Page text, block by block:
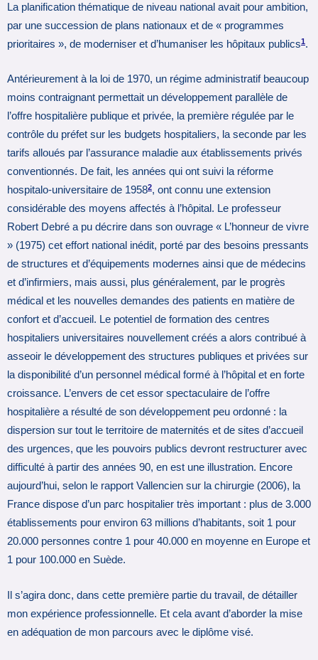
La planification thématique de niveau national avait pour ambition,
par une succession de plans nationaux et de « programmes
prioritaires », de moderniser et d’humaniser les hôpitaux publics1.
Antérieurement à la loi de 1970, un régime administratif beaucoup
moins contraignant permettait un développement parallèle de
l’offre hospitalière publique et privée, la première régulée par le
contrôle du préfet sur les budgets hospitaliers, la seconde par les
tarifs alloués par l’assurance maladie aux établissements privés
conventionnés. De fait, les années qui ont suivi la réforme
hospitalo-universitaire de 19582, ont connu une extension
considérable des moyens affectés à l’hôpital. Le professeur
Robert Debré a pu décrire dans son ouvrage « L’honneur de vivre
» (1975) cet effort national inédit, porté par des besoins pressants
de structures et d’équipements modernes ainsi que de médecins
et d’infirmiers, mais aussi, plus généralement, par le progrès
médical et les nouvelles demandes des patients en matière de
confort et d’accueil. Le potentiel de formation des centres
hospitaliers universitaires nouvellement créés a alors contribué à
asseoir le développement des structures publiques et privées sur
la disponibilité d’un personnel médical formé à l’hôpital et en forte
croissance. L’envers de cet essor spectaculaire de l’offre
hospitalière a résulté de son développement peu ordonné : la
dispersion sur tout le territoire de maternités et de sites d’accueil
des urgences, que les pouvoirs publics devront restructurer avec
difficulté à partir des années 90, en est une illustration. Encore
aujourd’hui, selon le rapport Vallencien sur la chirurgie (2006), la
France dispose d’un parc hospitalier très important : plus de 3.000
établissements pour environ 63 millions d’habitants, soit 1 pour
20.000 personnes contre 1 pour 40.000 en moyenne en Europe et
1 pour 100.000 en Suède.
Il s’agira donc, dans cette première partie du travail, de détailler
mon expérience professionnelle. Et cela avant d’aborder la mise
en adéquation de mon parcours avec le diplôme visé.